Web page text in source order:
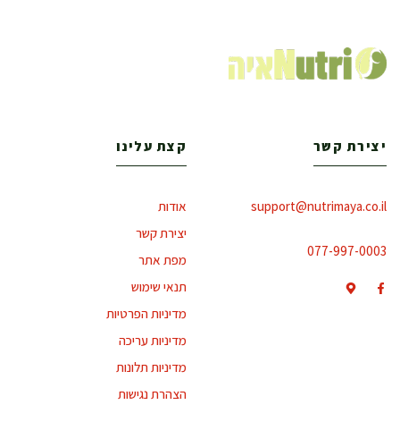
יצירת קשר
support@nutrimaya.co.il
077-997-0003
קצת עלינו
אודות
יצירת קשר
מפת אתר
תנאי שימוש
מדיניות הפרטיות
מדיניות עריכה
מדיניות תלונות
הצהרת נגישות